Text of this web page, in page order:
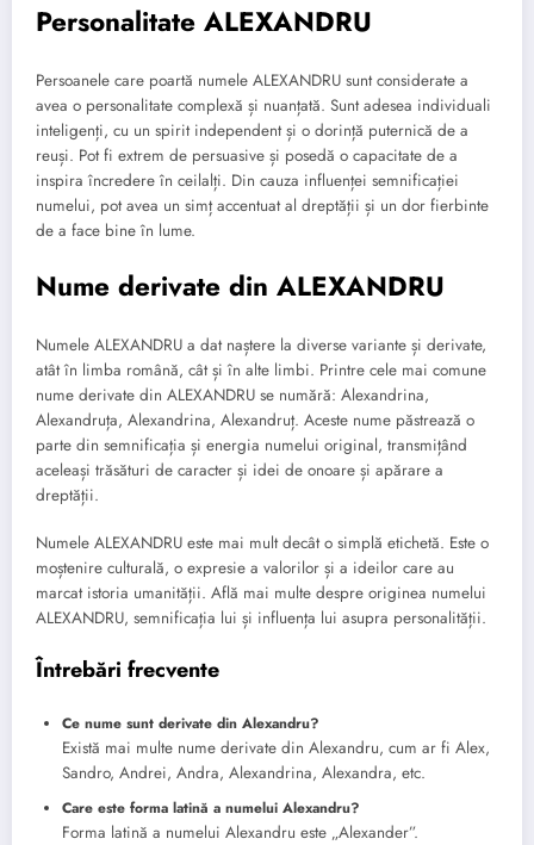
Personalitate ALEXANDRU
Persoanele care poartă numele ALEXANDRU sunt considerate a
avea o personalitate complexă și nuanțată. Sunt adesea individuali
inteligenți, cu un spirit independent și o dorință puternică de a
reuși. Pot fi extrem de persuasive și posedă o capacitate de a
inspira încredere în ceilalți. Din cauza influenței semnificației
numelui, pot avea un simț accentuat al dreptății și un dor fierbinte
de a face bine în lume.
Nume derivate din ALEXANDRU
Numele ALEXANDRU a dat naștere la diverse variante și derivate,
atât în limba română, cât și în alte limbi. Printre cele mai comune
nume derivate din ALEXANDRU se numără: Alexandrina,
Alexandruța, Alexandrina, Alexandruț. Aceste nume păstrează o
parte din semnificația și energia numelui original, transmițând
aceleași trăsături de caracter și idei de onoare și apărare a
dreptății.
Numele ALEXANDRU este mai mult decât o simplă etichetă. Este o
moștenire culturală, o expresie a valorilor și a ideilor care au
marcat istoria umanității. Află mai multe despre originea numelui
ALEXANDRU, semnificația lui și influența lui asupra personalității.
Întrebări frecvente
Ce nume sunt derivate din Alexandru?
Există mai multe nume derivate din Alexandru, cum ar fi Alex,
Sandro, Andrei, Andra, Alexandrina, Alexandra, etc.
Care este forma latină a numelui Alexandru?
Forma latină a numelui Alexandru este „Alexander”.